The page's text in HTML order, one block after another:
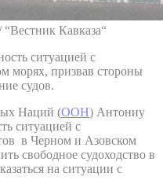
Кавказа“
ситуацией с
морях, призвав стороны
судов.
Наций (ООН) Антониу
ситуацией с
в Черном и Азовском
свободное судоходство в
на ситуации с